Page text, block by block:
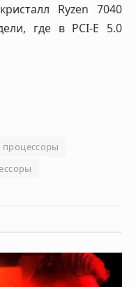
Ryzen 7040
где в PCI-E 5.0